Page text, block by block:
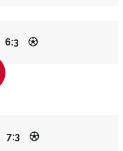
6:3
7:3